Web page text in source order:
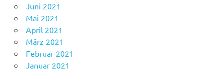
Juni 2021
Mai 2021
April 2021
März 2021
Februar 2021
Januar 2021